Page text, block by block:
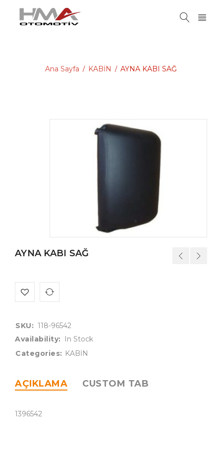
Ana Sayfa / KABİN / AYNA KABI SAĞ
AYNA KABI SAĞ
SKU: 118-96542
Availability:
In Stock
Categories: KABİN
AÇIKLAMA CUSTOM TAB
1396542